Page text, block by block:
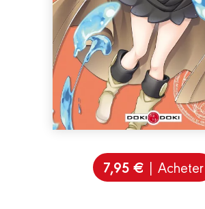
7,95 € | Acheter